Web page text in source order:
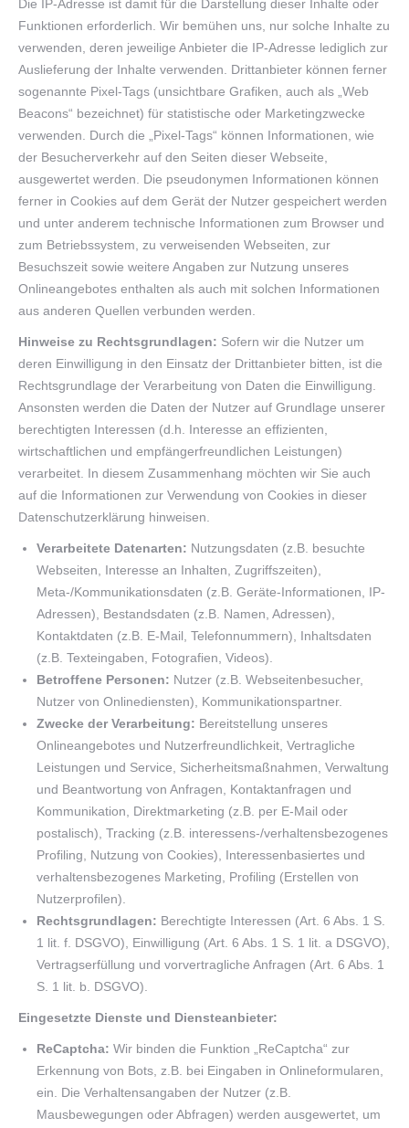
Die IP-Adresse ist damit für die Darstellung dieser Inhalte oder
Funktionen erforderlich. Wir bemühen uns, nur solche Inhalte zu
verwenden, deren jeweilige Anbieter die IP-Adresse lediglich zur
Auslieferung der Inhalte verwenden. Drittanbieter können ferner
sogenannte Pixel-Tags (unsichtbare Grafiken, auch als „Web
Beacons“ bezeichnet) für statistische oder Marketingzwecke
verwenden. Durch die „Pixel-Tags“ können Informationen, wie
der Besucherverkehr auf den Seiten dieser Webseite,
ausgewertet werden. Die pseudonymen Informationen können
ferner in Cookies auf dem Gerät der Nutzer gespeichert werden
und unter anderem technische Informationen zum Browser und
zum Betriebssystem, zu verweisenden Webseiten, zur
Besuchszeit sowie weitere Angaben zur Nutzung unseres
Onlineangebotes enthalten als auch mit solchen Informationen
aus anderen Quellen verbunden werden.
Hinweise zu Rechtsgrundlagen: Sofern wir die Nutzer um
deren Einwilligung in den Einsatz der Drittanbieter bitten, ist die
Rechtsgrundlage der Verarbeitung von Daten die Einwilligung.
Ansonsten werden die Daten der Nutzer auf Grundlage unserer
berechtigten Interessen (d.h. Interesse an effizienten,
wirtschaftlichen und empfängerfreundlichen Leistungen)
verarbeitet. In diesem Zusammenhang möchten wir Sie auch
auf die Informationen zur Verwendung von Cookies in dieser
Datenschutzerklärung hinweisen.
Verarbeitete Datenarten: Nutzungsdaten (z.B. besuchte
Webseiten, Interesse an Inhalten, Zugriffszeiten),
Meta-/Kommunikationsdaten (z.B. Geräte-Informationen, IP-
Adressen), Bestandsdaten (z.B. Namen, Adressen),
Kontaktdaten (z.B. E-Mail, Telefonnummern), Inhaltsdaten
(z.B. Texteingaben, Fotografien, Videos).
Betroffene Personen: Nutzer (z.B. Webseitenbesucher,
Nutzer von Onlinediensten), Kommunikationspartner.
Zwecke der Verarbeitung: Bereitstellung unseres
Onlineangebotes und Nutzerfreundlichkeit, Vertragliche
Leistungen und Service, Sicherheitsmaßnahmen, Verwaltung
und Beantwortung von Anfragen, Kontaktanfragen und
Kommunikation, Direktmarketing (z.B. per E-Mail oder
postalisch), Tracking (z.B. interessens-/verhaltensbezogenes
Profiling, Nutzung von Cookies), Interessenbasiertes und
verhaltensbezogenes Marketing, Profiling (Erstellen von
Nutzerprofilen).
Rechtsgrundlagen: Berechtigte Interessen (Art. 6 Abs. 1 S.
1 lit. f. DSGVO), Einwilligung (Art. 6 Abs. 1 S. 1 lit. a DSGVO),
Vertragserfüllung und vorvertragliche Anfragen (Art. 6 Abs. 1
S. 1 lit. b. DSGVO).
Eingesetzte Dienste und Diensteanbieter:
ReCaptcha: Wir binden die Funktion „ReCaptcha“ zur
Erkennung von Bots, z.B. bei Eingaben in Onlineformularen,
ein. Die Verhaltensangaben der Nutzer (z.B.
Mausbewegungen oder Abfragen) werden ausgewertet, um